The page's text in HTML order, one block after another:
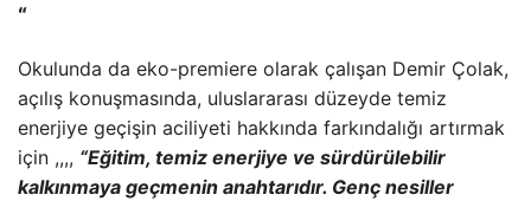
“
Okulunda da eko-premiere olarak çalışan Demir Çolak,
açılış konuşmasında, uluslararası düzeyde temiz
enerjiye geçişin aciliyeti hakkında farkındalığı artırmak
için ,,,, “Eğitim, temiz enerjiye ve sürdürülebilir
kalkınmaya geçmenin anahtarıdır. Genç nesiller